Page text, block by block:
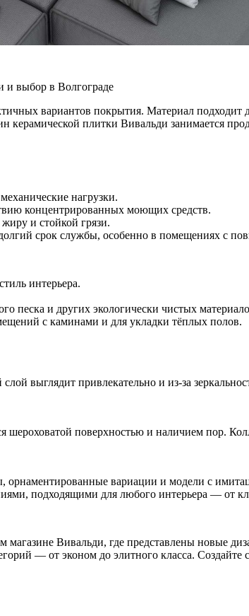
и выбор в Волгограде
вариантов покрытия. Материал подходит
керамической плитки Вивальди занимается
нагрузки.
концентрированных моющих средств.
и стойкой грязи.
срок службы, особенно в помещениях с
интерьера.
песка и других экологически чистых
с каминами и для укладки тёплых полов.
выглядит привлекательно и из-за
шероховатой поверхностью и наличием пор.
вариации и модели с
подходящими для любого интерьера — от
Вивальди, где представлены новые
— от эконом до элитного класса.